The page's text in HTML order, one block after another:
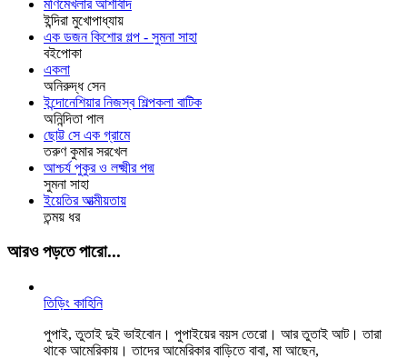
মণিমেখলার আশীর্বাদ
ইন্দিরা মুখোপাধ্যায়
এক ডজন কিশোর গল্প - সুমনা সাহা
বইপোকা
একলা
অনিরুদ্ধ সেন
ইন্দোনেশিয়ার নিজস্ব শিল্পকলা বাটিক
অনিন্দিতা পাল
ছোট্ট সে এক গ্রামে
তরুণ কুমার সরখেল
আশ্চর্য পুকুর ও লক্ষ্মীর পদ্ম
সুমনা সাহা
ইয়েতির আত্মীয়তায়
তন্ময় ধর
আরও পড়তে পারো...
তিড়িং কাহিনি
পুপাই, তুতাই দুই ভাইবোন। ‌পুপাইয়ের বয়স তেরো। আর তুতাই আট। তারা
থাকে আমেরিকায়। তাদের আমেরিকার বাড়িতে বাবা, মা আছেন,